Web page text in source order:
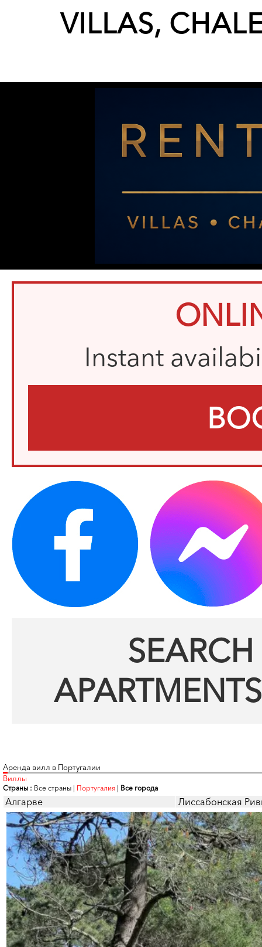
VILLAS,
Instant
Аренда вилл в Португалии
Виллы
Страны : Все страны | Португалия | Все города
Алгарве Лиссабонская